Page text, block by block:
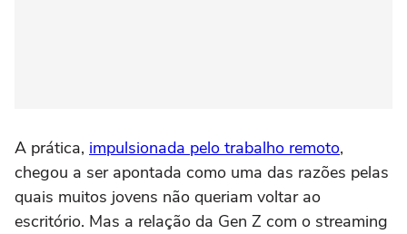
A prática, impulsionada pelo trabalho remoto,
chegou a ser apontada como uma das razões pelas
quais muitos jovens não queriam voltar ao
escritório. Mas a relação da Gen Z com o streaming